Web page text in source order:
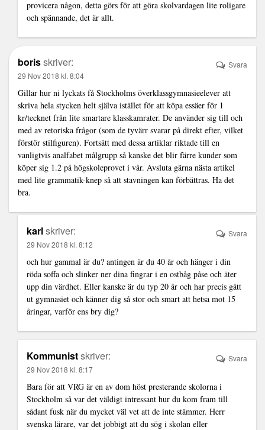
provicera någon, detta görs för att göra skolvardagen lite roligare
och spännande, det är allt.
borisskriver:
29 Nov 2018 kl. 8:04
Gillar hur ni lyckats få Stockholms överklassgymnasieelever att
skriva hela stycken helt själva istället för att köpa essäer för 1
kr/tecknet från lite smartare klasskamrater. De använder sig till och
med av retoriska frågor (som de tyvärr svarar på direkt efter, vilket
förstör stilfiguren). Fortsätt med dessa artiklar riktade till en
vanligtvis analfabet målgrupp så kanske det blir färre kunder som
köper sig 1.2 på högskoleprovet i vår. Avsluta gärna nästa artikel
med lite grammatik-knep så att stavningen kan förbättras. Ha det
bra.
Svara
karlskriver:
29 Nov 2018 kl. 8:12
och hur gammal är du? antingen är du 40 år och hänger i din
röda soffa och slinker ner dina fingrar i en ostbåg påse och äter
upp din värdhet. Eller kanske är du typ 20 år och har precis gått
ut gymnasiet och känner dig så stor och smart att hetsa mot 15
åringar, varför ens bry dig?
Svara
Kommunistskriver:
29 Nov 2018 kl. 8:17
Bara för att VRG är en av dom höst presterande skolorna i
Stockholm så var det väldigt intressant hur du kom fram till
sådant fusk när du mycket väl vet att de inte stämmer. Herr
svenska lärare, var det jobbigt att du sög i skolan eller
Svara